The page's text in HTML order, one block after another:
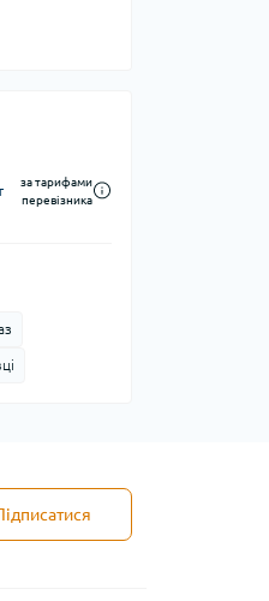
за тарифами
перевізника